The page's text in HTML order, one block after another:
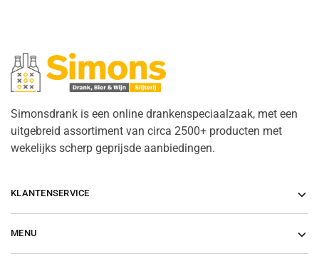
Simonsdrank is een online drankenspeciaalzaak, met een
uitgebreid assortiment van circa 2500+ producten met
wekelijks scherp geprijsde aanbiedingen.
KLANTENSERVICE
MENU